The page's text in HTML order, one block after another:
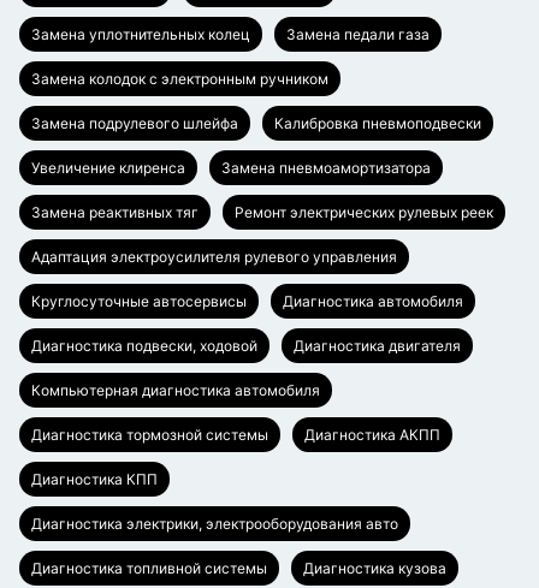
Замена уплотнительных колец Замена педали газа
Замена колодок с электронным ручником
Замена подрулевого шлейфа Калибровка пневмоподвески
Увеличение клиренса Замена пневмоамортизатора
Замена реактивных тяг Ремонт электрических рулевых реек
Адаптация электроусилителя рулевого управления
Круглосуточные автосервисы Диагностика автомобиля
Диагностика подвески, ходовой Диагностика двигателя
Компьютерная диагностика автомобиля
Диагностика тормозной системы Диагностика АКПП
Диагностика КПП
Диагностика электрики, электрооборудования авто
Диагностика топливной системы Диагностика кузова